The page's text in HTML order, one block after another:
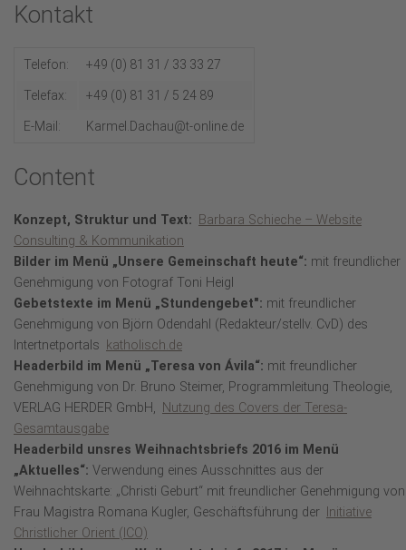
Kontakt
Telefon: +49 (0) 81 31 / 33 33 27
Telefax: +49 (0) 81 31 / 5 24 89
E-Mail: Karmel.Dachau@t-online.de
Content
Konzept, Struktur und Text: Barbara Schieche – Website
Consulting & Kommunikation
Bilder im Menü „Unsere Gemeinschaft heute“: mit freundlicher
Genehmigung von Fotograf Toni Heigl
Gebetstexte im Menü „Stundengebet": mit freundlicher
Genehmigung von Björn Odendahl (Redakteur/stellv. CvD) des
Intertnetportals katholisch.de
Headerbild im Menü „Teresa von Ávila“: mit freundlicher
Genehmigung von Dr. Bruno Steimer, Programmleitung Theologie,
VERLAG HERDER GmbH, Nutzung des Covers der Teresa-
Gesamtausgabe
Headerbild unsres Weihnachtsbriefs 2016 im Menü
„Aktuelles“: Verwendung eines Ausschnittes aus der
Weihnachtskarte: „Christi Geburt“ mit freundlicher Genehmigung von
Frau Magistra Romana Kugler, Geschäftsführung der
Initiative
Christlicher Orient (ICO)